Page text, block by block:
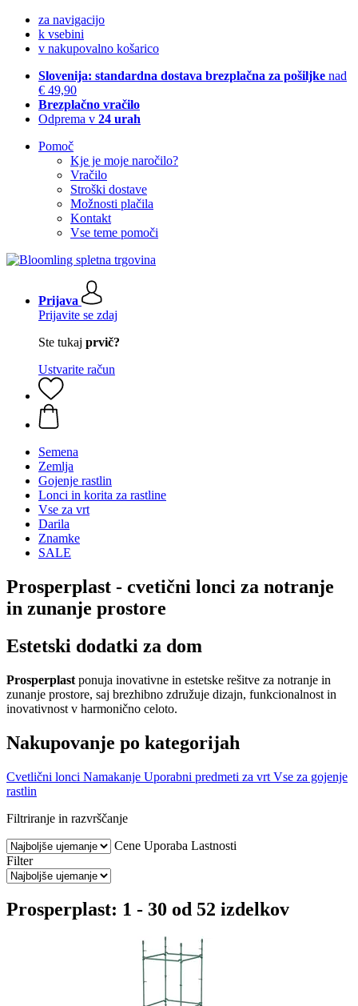
za navigacijo
k vsebini
v nakupovalno košarico
Slovenija: standardna dostava brezplačna za pošiljke nad
€ 49,90
Brezplačno vračilo
Odprema v 24 urah
Pomoč
Kje je moje naročilo?
Vračilo
Stroški dostave
Možnosti plačila
Kontakt
Vse teme pomoči
Prijava
Prijavite se zdaj
Ste tukaj prvič?
Ustvarite račun
Semena
Zemlja
Gojenje rastlin
Lonci in korita za rastline
Vse za vrt
Darila
Znamke
SALE
Prosperplast - cvetični lonci za notranje
in zunanje prostore
Estetski dodatki za dom
Prosperplast ponuja inovativne in estetske rešitve za notranje in
zunanje prostore, saj brezhibno združuje dizajn, funkcionalnost in
inovativnost v harmonično celoto.
Nakupovanje po kategorijah
Cvetlični lonci Namakanje Uporabni predmeti za vrt Vse za gojenje
rastlin
Filtriranje in razvrščanje
Cene Uporaba Lastnosti
Filter
Prosperplast: 1 - 30 od 52 izdelkov